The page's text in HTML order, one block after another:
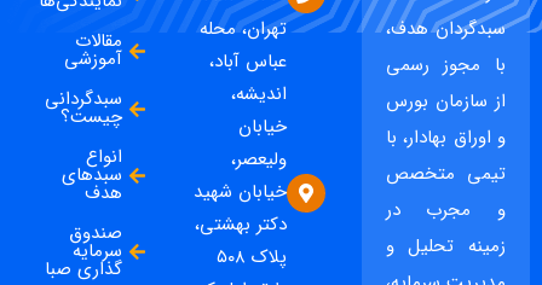
سبدگردان هدف،
با مجوز رسمی
از سازمان بورس
و اوراق بهادار، با
تیمی متخصص
و مجرب در
زمینه تحلیل و
تهران، محله
عباس آباد،
اندیشه،
خیابان
ولیعصر،
خیابان شهید
دکتر بهشتی،
پلاک ۵۰۸
مقالات
آموزشی
سبدگردانی
چیست؟
انواع
سبدهای
هدف
صندوق
سرمایه
گذاری صبا